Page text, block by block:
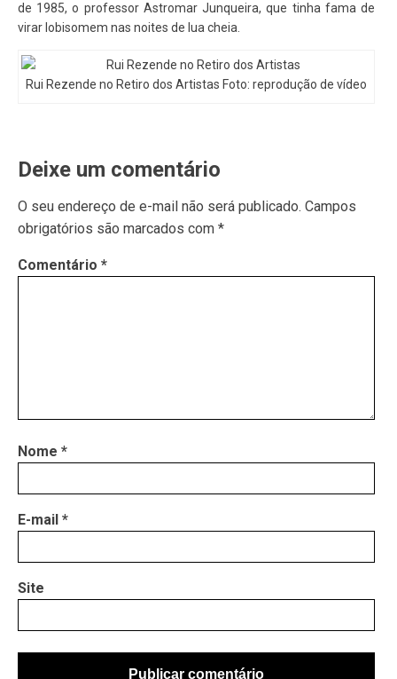
de 1985, o professor Astromar Junqueira, que tinha fama de
virar lobisomem nas noites de lua cheia.
Rui Rezende no Retiro dos Artistas Foto: reprodução de vídeo
Deixe um comentário
O seu endereço de e-mail não será publicado. Campos
obrigatórios são marcados com *
Comentário *
Nome *
E-mail *
Site